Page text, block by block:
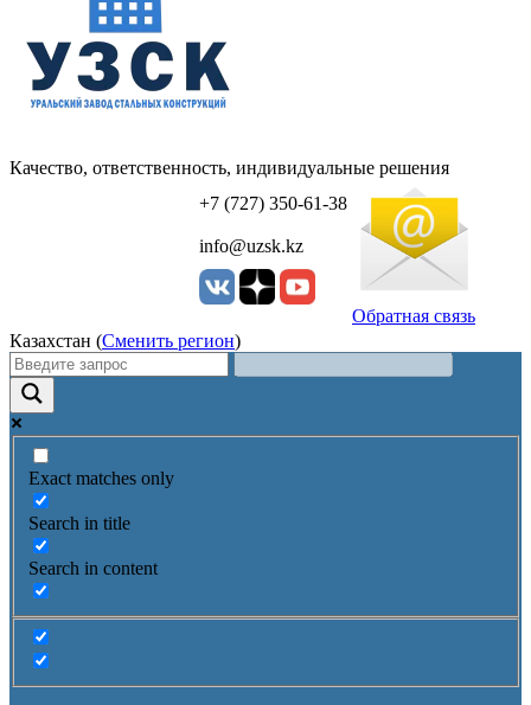
УЗСК Казахстан
Качество, ответственность, индивидуальные решения
+7 (727) 350-61-38
info@uzsk.kz
Обратная связь
Казахстан (Сменить регион)
Exact matches only
Search in title
Search in content